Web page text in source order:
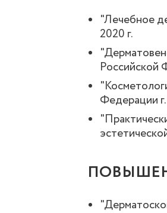
"Лечебное
2020 г.
Российской
Федерации